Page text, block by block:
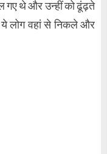
गए थे और उन्हीं को ढूंढ़ते
ये लोग वहां से निकले और